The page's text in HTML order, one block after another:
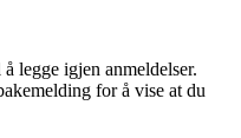
legge igjen anmeldelser.
for å vise at du